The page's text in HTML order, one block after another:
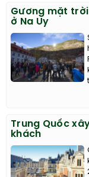
Gương mặt
ở Na Uy
Trung Quốc
khách